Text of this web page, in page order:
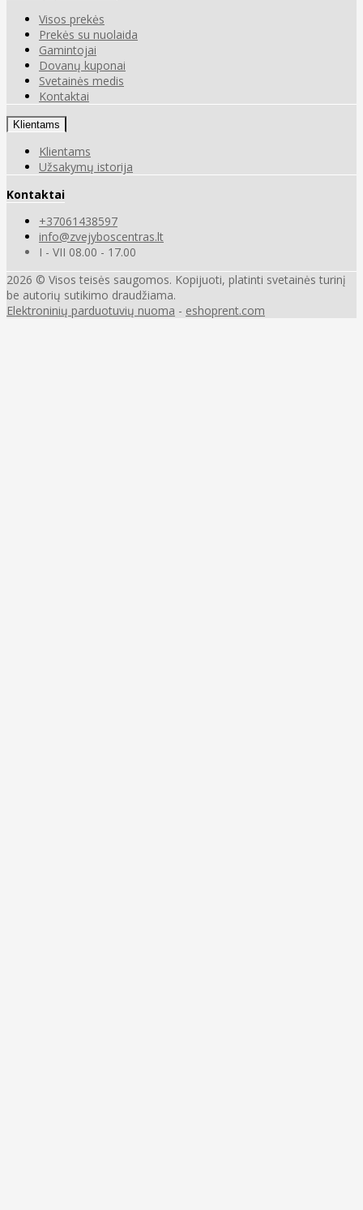
Visos prekės
Prekės su nuolaida
Gamintojai
Dovanų kuponai
Svetainės medis
Kontaktai
Klientams
Klientams
Užsakymų istorija
Kontaktai
+37061438597
info@zvejyboscentras.lt
I - VII 08.00 - 17.00
2026 © Visos teisės saugomos. Kopijuoti, platinti svetainės turinį
be autorių sutikimo draudžiama.
Elektroninių parduotuvių nuoma - eshoprent.com